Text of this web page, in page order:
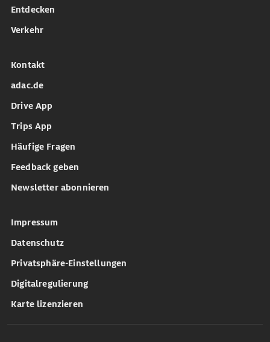
Entdecken
Verkehr
Kontakt
adac.de
Drive App
Trips App
Häufige Fragen
Feedback geben
Newsletter abonnieren
Impressum
Datenschutz
Privatsphäre-Einstellungen
Digitalregulierung
Karte lizenzieren